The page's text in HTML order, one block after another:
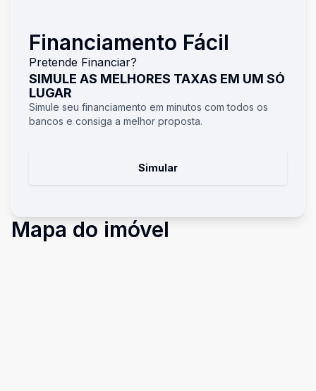
Financiamento Fácil
Pretende Financiar?
SIMULE AS MELHORES TAXAS EM UM SÓ
LUGAR
Simule seu financiamento em minutos com todos os
bancos e consiga a melhor proposta.
Simular
Mapa do imóvel